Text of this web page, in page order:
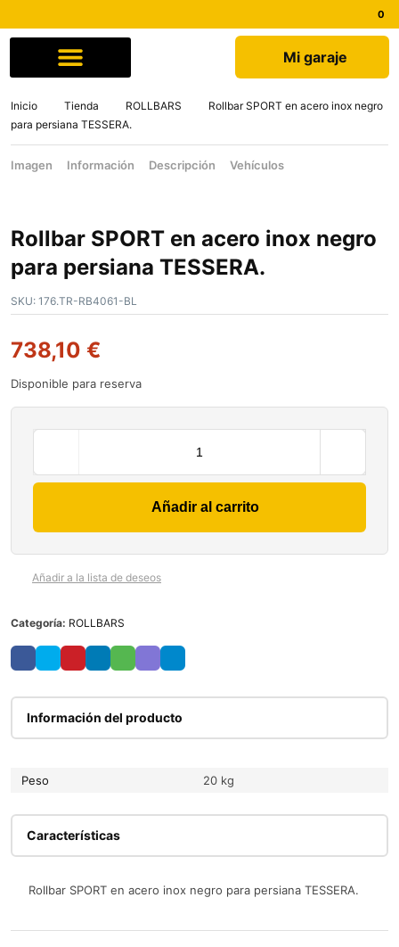
Mi garaje
Inicio Tienda ROLLBARS
Rollbar SPORT en acero inox negro
para persiana TESSERA.
Imagen Información Descripción Vehículos
Rollbar SPORT en acero inox negro
para persiana TESSERA.
SKU: 176.TR-RB4061-BL
738,10 €
Disponible para reserva
Añadir al carrito
Añadir a la lista de deseos
Categoría: ROLLBARS
Información del producto
Peso 20 kg
Características
Rollbar SPORT en acero inox negro para persiana TESSERA.